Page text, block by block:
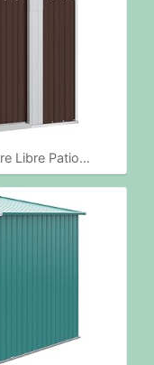
Libre Patio…